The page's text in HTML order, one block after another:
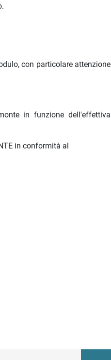
con particolare attenzione
in funzione dell'effettiva
in conformità al